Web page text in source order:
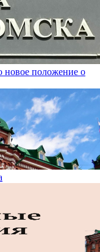
новое положение о